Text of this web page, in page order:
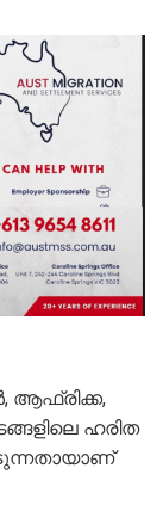
ആഫ്രിക്ക,
ഹരിത